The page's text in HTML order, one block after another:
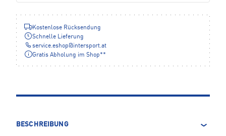
Kostenlose Rücksendung
Schnelle Lieferung
service.eshop@intersport.at
Gratis Abholung im Shop**
BESCHREIBUNG